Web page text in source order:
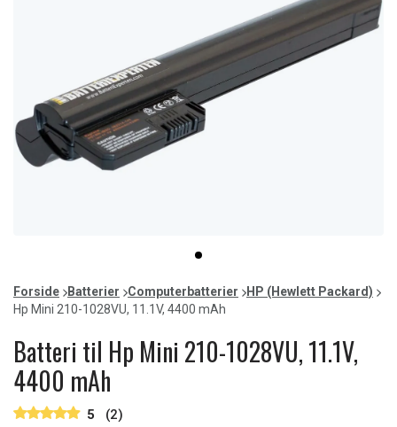
item
0
of
1
Forside Batterier Computerbatterier
HP (Hewlett Packard)
Hp Mini 210-1028VU, 11.1V, 4400 mAh
Batteri til Hp Mini 210-1028VU, 11.1V,
4400 mAh
5 (2)